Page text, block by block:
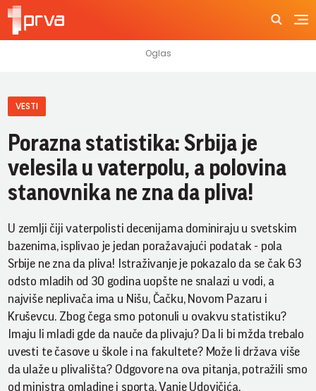
VESTI
Porazna statistika: Srbija je
velesila u vaterpolu, a polovina
stanovnika ne zna da pliva!
U zemlji čiji vaterpolisti decenijama dominiraju u svetskim
bazenima, isplivao je jedan poražavajući podatak - pola
Srbije ne zna da pliva! Istraživanje je pokazalo da se čak 63
odsto mladih od 30 godina uopšte ne snalazi u vodi, a
najviše neplivača ima u Nišu, Čačku, Novom Pazaru i
Kruševcu. Zbog čega smo potonuli u ovakvu statistiku?
Imaju li mladi gde da nauče da plivaju? Da li bi mžda trebalo
uvesti te časove u škole i na fakultete? Može li država više
da ulaže u plivališta? Odgovore na ova pitanja, potražili smo
od ministra omladine i sporta, Vanje Udovičića.